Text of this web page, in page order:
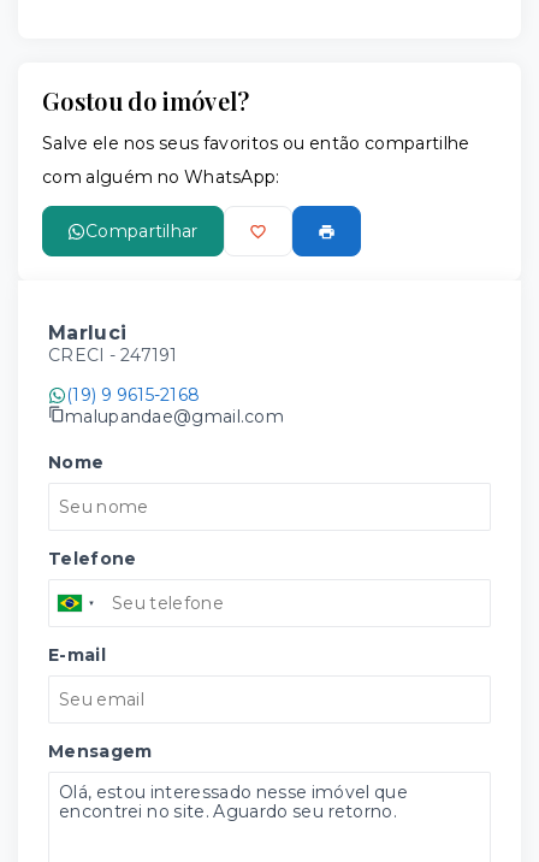
Gostou do imóvel?
Salve ele nos seus favoritos ou então compartilhe
com alguém no WhatsApp:
Compartilhar
Marluci
CRECI - 247191
(19) 9 9615-2168
malupandae@gmail.com
Nome
Telefone
E-mail
Mensagem